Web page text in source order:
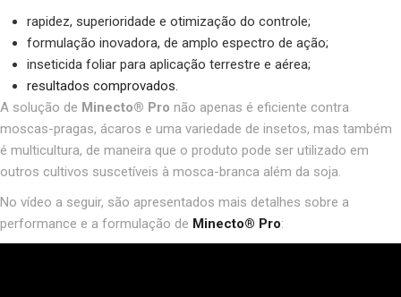
rapidez, superioridade e otimização do controle;
formulação inovadora, de amplo espectro de ação;
inseticida foliar para aplicação terrestre e aérea;
resultados comprovados.
A solução de Minecto® Pro não apenas é eficiente contra
moscas-pragas, ácaros e uma variedade de insetos, mas também
é multicultura, de maneira que o produto pode ser utilizado em
outros cultivos suscetíveis à mosca-branca além da soja.
No vídeo a seguir, são apresentados mais detalhes sobre a
performance e a formulação de Minecto® Pro: